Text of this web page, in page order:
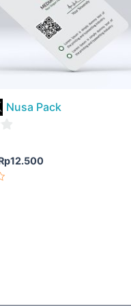
Nusa Pack
12.500